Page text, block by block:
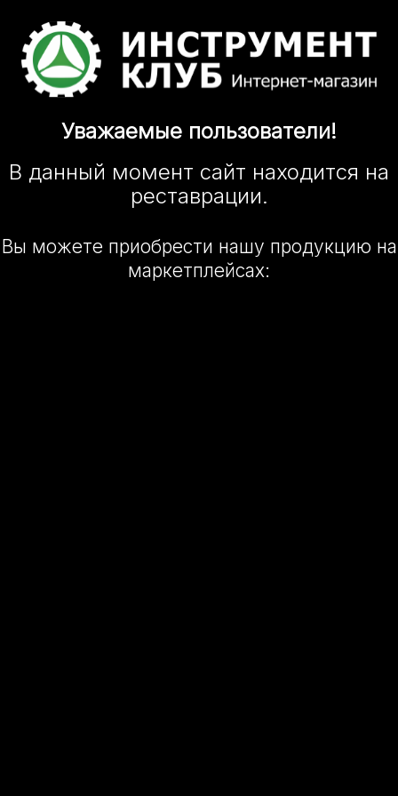
Уважаемые пользователи!
В данный момент сайт находится на
реставрации.
Вы можете приобрести нашу продукцию на
маркетплейсах: